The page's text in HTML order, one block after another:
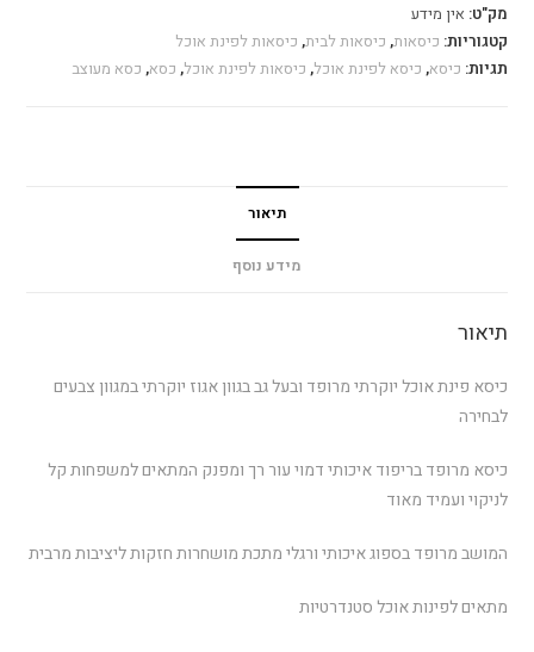
מק"ט: אין מידע
קטגוריות: כיסאות, כיסאות לבית, כיסאות לפינת אוכל
תגיות: כיסא, כיסא לפינת אוכל, כיסאות לפינת אוכל, כסא, כסא מעוצב
תיאור
מידע נוסף
תיאור
כיסא פינת אוכל יוקרתי מרופד ובעל גב בגוון אגוז יוקרתי במגוון צבעים
לבחירה
כיסא מרופד בריפוד איכותי דמוי עור רך ומפנק המתאים למשפחות קל
לניקוי ועמיד מאוד
המושב מרופד בספוג איכותי ורגלי מתכת מושחרות חזקות ליציבות מרבית
מתאים לפינות אוכל סטנדרטיות